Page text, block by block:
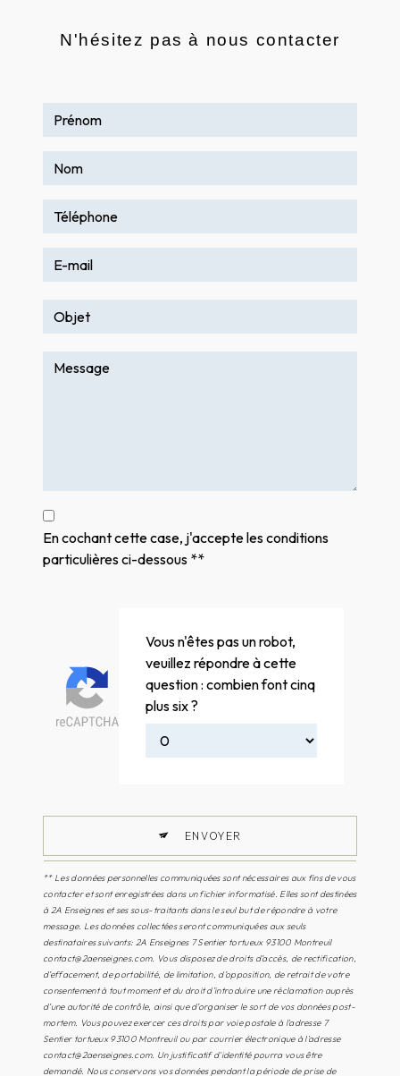
N'hésitez pas à nous contacter
En cochant cette case, j'accepte les conditions
particulières ci-dessous **
Vous n'êtes pas un robot,
veuillez répondre à cette
question : combien font cinq
plus six ?
ENVOYER
** Les données personnelles communiquées sont nécessaires aux fins de vous
contacter et sont enregistrées dans un fichier informatisé. Elles sont destinées
à 2A Enseignes et ses sous-traitants dans le seul but de répondre à votre
message. Les données collectées seront communiquées aux seuls
destinataires suivants: 2A Enseignes 7 Sentier tortueux 93100 Montreuil
contact@2aenseignes.com. Vous disposez de droits d’accès, de rectification,
d’effacement, de portabilité, de limitation, d’opposition, de retrait de votre
consentement à tout moment et du droit d’introduire une réclamation auprès
d’une autorité de contrôle, ainsi que d’organiser le sort de vos données post-
mortem. Vous pouvez exercer ces droits par voie postale à l'adresse 7
Sentier tortueux 93100 Montreuil ou par courrier électronique à l'adresse
contact@2aenseignes.com. Un justificatif d'identité pourra vous être
demandé. Nous conservons vos données pendant la période de prise de